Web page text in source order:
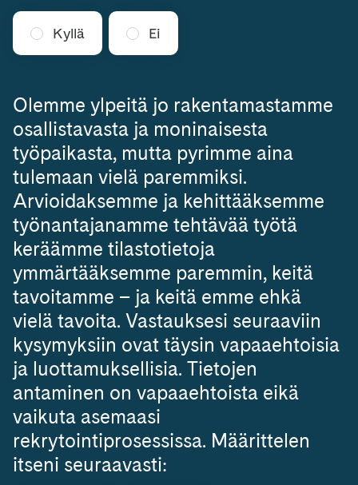
Kyllä Ei
Olemme ylpeitä jo rakentamastamme
osallistavasta ja moninaisesta
työpaikasta, mutta pyrimme aina
tulemaan vielä paremmiksi.
Arvioidaksemme ja kehittääksemme
työnantajanamme tehtävää työtä
keräämme tilastotietoja
ymmärtääksemme paremmin, keitä
tavoitamme – ja keitä emme ehkä
vielä tavoita. Vastauksesi seuraaviin
kysymyksiin ovat täysin vapaaehtoisia
ja luottamuksellisia. Tietojen
antaminen on vapaaehtoista eikä
vaikuta asemaasi
rekrytointiprosessissa. Määrittelen
itseni seuraavasti: